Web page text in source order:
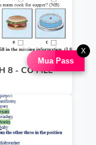
8 - CÓ FILE
Mua Pass
X